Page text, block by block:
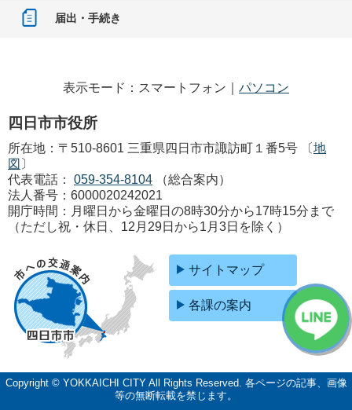
届出・手続き
表示モード：スマートフォン｜ パソコン
四日市市役所
所在地：〒510-8601 三重県四日市市諏訪町１番5号 〔地
図 〕
代表電話：
059-354-8104
（総合案内）
法人番号：6000020242021
開庁時間：月曜日から金曜日の8時30分から17時15分まで
（ただし祝・休日、12月29日から1月3日を除く）
サイトマップ
各課の案内
Copyright © YOKKAICHI CITY All Rights Reserved. 各ページの記事、画像
等の無断転載を禁じます。